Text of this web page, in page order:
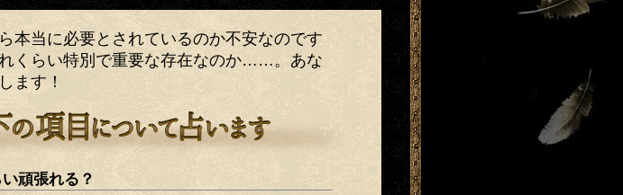
本当に必要とされているのか不安なのです
くらい特別で重要な存在なのか……。あな
ます！
頑張れる？